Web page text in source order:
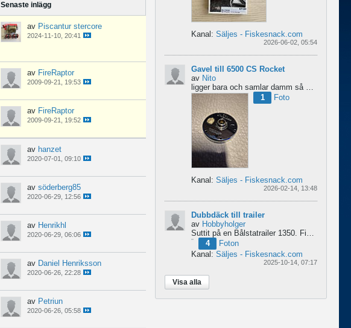
Senaste inlägg
av Piscantur stercore
2024-11-10, 20:41
av FireRaptor
2009-09-21, 19:53
av FireRaptor
2009-09-21, 19:52
av hanzet
2020-07-01, 09:10
av söderberg85
2020-06-29, 12:56
av Henrikhl
2020-06-29, 06:06
av Daniel Henriksson
2020-06-26, 22:28
av Petriun
2020-06-26, 05:58
Kanal: Säljes - Fiskesnack.com
2026-06-02, 05:54
Gavel till 6500 CS Rocket
av Nito
1
Foto
Kanal: Säljes - Fiskesnack.com
2026-02-14, 13:48
Dubbdäck till trailer
av Hobbyholger
Suttit på en Bålstatrailer 1350. Finns i Spånga men kan transporteras mot Linköping. 500kr
4
Foton
Kanal: Säljes - Fiskesnack.com
2025-10-14, 07:17
Visa alla